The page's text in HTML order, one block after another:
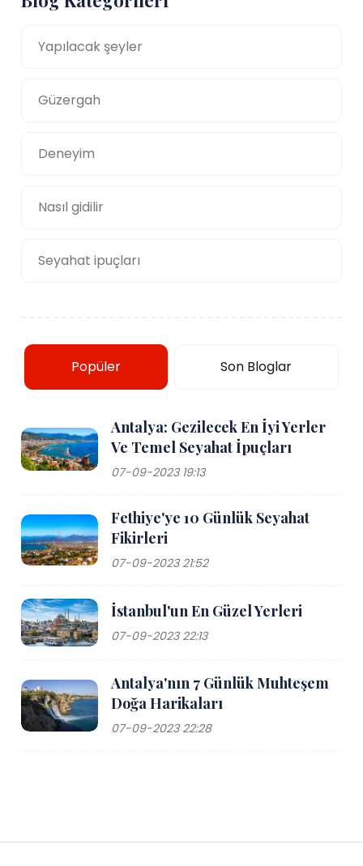
Yapılacak şeyler
Güzergah
Deneyim
Nasıl gidilir
Seyahat ipuçları
Popüler Son Bloglar
Antalya: Gezilecek En İyi Yerler
Ve Temel Seyahat İpuçları
07-09-2023 19:13
Fethiye'ye 10 Günlük Seyahat
Fikirleri
07-09-2023 21:52
İstanbul'un En Güzel Yerleri
07-09-2023 22:13
Antalya'nın 7 Günlük Muhteşem
Doğa Harikaları
07-09-2023 22:28